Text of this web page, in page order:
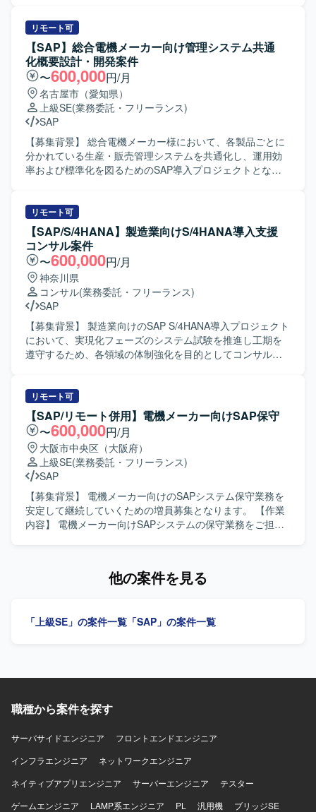
理会計の専門性を活かしつつ、エンドとの要件調整や若手
メンバーのマネジメントなど、上流マネジメントスキルも
磨くことができる環境です。 【開発環境】 SAP FI/CO を中
心とした会計領域のSAP環境を前提としたプロジェクトと
なります。
担当いただきます。具体的には、標準機能およびアドオン
機能に関する要件整理や外部設計、エラー発生時の原因分
析と修正方針の検討、ABAPアドオンのデバッグ結果を踏ま
えた不具合判定などを行っていただきます。また、管理会
計および生産管理に関する業務フロー理解をもとに、関連
トランザクションの確認や業務部門との認識合わせなども
行っていただきます。 【求める人物像】 自身のタスクに責
任感を持ち、主体的に業務を遂行できる方を求めていま
す。関係者とのコミュニケーションを円滑に行いながら、
課題に対して前向きに取り組んでいただける方を歓迎いた
します。 【ポジションの魅力】 大手電機メーカー向けの大
準機能とアドオン機能の両面から要件整理や設計・検証に
携わることで、上流工程から一連のプロセスを経験できる
点が魅力です。 【開発環境】 SAP S/4HANA環境上でのCO
およびPPモジュール、ABAPによるアドオン開発・デバッグ
を行う構成となっています。
リモート可
【SAP】総合電機メーカー向け管理システム共通
化概要設計・開発案件
〜600,000円/月
名古屋市（愛知県）
上級SE(業務委託・フリーランス)
SAP
【募集背景】 総合電機メーカー様において、各製品ごとに
分かれている生産・販売管理システムを共通化し、運用効
率および標準化を図るためのSAP導入プロジェクトとなり
工程をご対応いただきます。対象領域の業務・要件を整理
し、共通フォーマットで管理可能なSAPベースの管理シス
テムの設計を行っていただきます。その後、概要設計で定
義した内容を開発工程に引き継ぎ、設計完了後は開発フェ
ーズにも関与いただく想定です。 【求める人物像】 顧客担
当者やチームメンバーと積極的にコミュニケーションを図
りながら、要件を正しく汲み取り整理していける方を求め
ております。自ら課題を抽出し、周囲と協力しながら解決
に向けて主体的に動ける方にマッチするポジションです。
【ポジションの魅力】 大規模メーカーの基幹となる管理シ
ステムの共通化プロジェクトに参画いただくことで、複数
とで、業務知識と技術スキルの双方を高められる環境で
す。 【開発環境】 SAPを中心とした生産・販売管理システ
ムの構築環境となります。SD,MM,FI,COなど複数モジュー
ルを対象とした設計および開発を行います。
リモート可
【SAP/S/4HANA】製造業向けS/4HANA導入支援
コンサル案件
〜600,000円/月
神奈川県
コンサル(業務委託・フリーランス)
SAP
【募集背景】 製造業向けのSAP S/4HANA導入プロジェクト
において、実現化フェーズのシステム試験を推進し工期を
遵守するため、各領域の体制強化を目的としてコンサルタ
のもとSAP標準機能を最大限活用した導入支援を行ってい
ただきます。現在の実現化フェーズにおいてSAP標準機能
のシステム試験を実施し、試験過程で発生した課題の検討
および対応、追加アドオン実装に関する支援をご担当いた
だきます。プロジェクトシステム、販売管理、管理会計と
いった各領域のコンサルタントとして、担当領域の要件を
踏まえた設定や検証、ユーザー対応を行っていただきま
す。 【求める人物像】 SAP導入プロジェクトにおける豊富
な経験を活かし、Fit to Standard方針を理解したうえで標準
機能の活用を主体的に推進していただける方を求めており
い、教育や説明も丁寧に対応していただける方を歓迎いた
た基幹領域でFit to Standard方針の導入を経験していただけ
スに関わることができます。 【開発環境】 SAP S/4HANA
能および追加アドオンを活用したシステム構築を行ってお
リモート可
【SAP/リモート併用】電機メーカー向けSAP保守
〜600,000円/月
大阪市中央区（大阪府）
上級SE(業務委託・フリーランス)
SAP
【募集背景】 電機メーカー向けのSAPシステム保守業務を
安定して継続していくための増員募集となります。 【作業
内容】 電機メーカー向けSAPシステムの保守業務をご担当
とコミュニケーションをとりながら、円滑に業務を遂行し
ションをとりながら、主体的に業務を進めていただける方
向けの大規模なSAPシステム保守に携わることで、FI/CO
とができます。長期的な参画を想定しているため、製造業
発環境】 SAPを中心とした基幹システム環境における保守
他の案件を見る
「上級SE」の案件一覧 「SAP」の案件一覧
職種から案件を探す
サーバサイドエンジニア
フロントエンドエンジニア
インフラエンジニア
ネットワークエンジニア
ネイティブアプリエンジニア
サーバーエンジニア
テスター
ゲームエンジニア
LAMP系エンジニア PL 汎用機
ブリッジSE